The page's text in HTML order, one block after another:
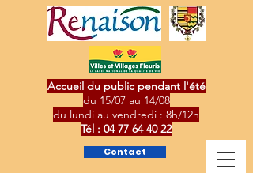
Contact
Accueil du public pendant l'été
du 15/07 au 14/08
du lundi au vendredi : 8h/12h
Tél : 04 77 64 40 22